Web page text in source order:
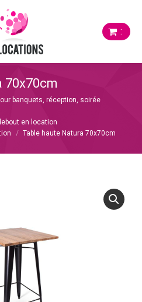
:
70x70cm
banquets, réception, soirée
en location
Table haute Natura 70x70cm